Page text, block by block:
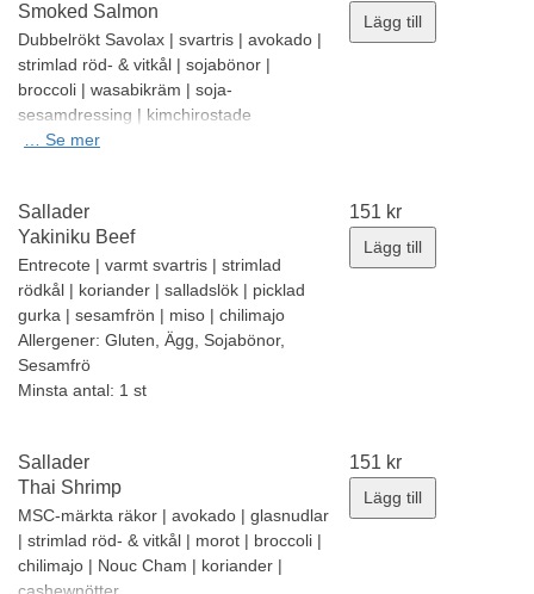
Smoked Salmon
Dubbelrökt Savolax | svartris | avokado |
strimlad röd- & vitkål | sojabönor |
broccoli | wasabikräm | soja-
sesamdressing | kimchirostade
sesamfrön
Minsta antal: 1 st
Se mer
Lägg till
Sallader
Yakiniku Beef
Entrecote | varmt svartris | strimlad
rödkål | koriander | salladslök | picklad
gurka | sesamfrön | miso | chilimajo
Allergener: Gluten, Ägg, Sojabönor,
Sesamfrö
Minsta antal: 1 st
151 kr
Lägg till
Sallader
Thai Shrimp
MSC-märkta räkor | avokado | glasnudlar
| strimlad röd- & vitkål | morot | broccoli |
chilimajo | Nouc Cham | koriander |
151 kr
Lägg till